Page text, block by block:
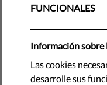
Para acceder a ciertos
Reglamento General
global más estricta.
FUNCIONALES
Información sobre
Las cookies
desarrolle sus